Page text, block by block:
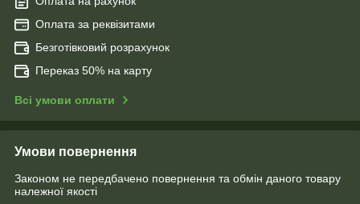
Оплата за реквізитами
Безготівковий розрахунок
Переказ 50% на карту
Всі умови оплати
Умови повернення
Законом не передбачено повернення та обмін даного товару
належної якості